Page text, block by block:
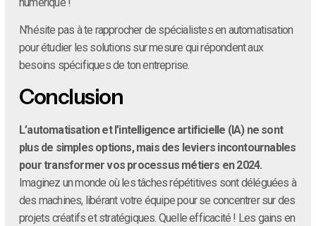
N’hésite pas à te rapprocher de spécialistes en automatisation
pour étudier les solutions sur mesure qui répondent aux
besoins spécifiques de ton entreprise.
Conclusion
L’automatisation et l’intelligence artificielle (IA) ne sont
plus de simples options, mais des leviers incontournables
pour transformer vos processus métiers en 2024.
Imaginez un monde où les tâches répétitives sont déléguées à
des machines, libérant votre équipe pour se concentrer sur des
projets créatifs et stratégiques. Quelle efficacité ! Les gains en